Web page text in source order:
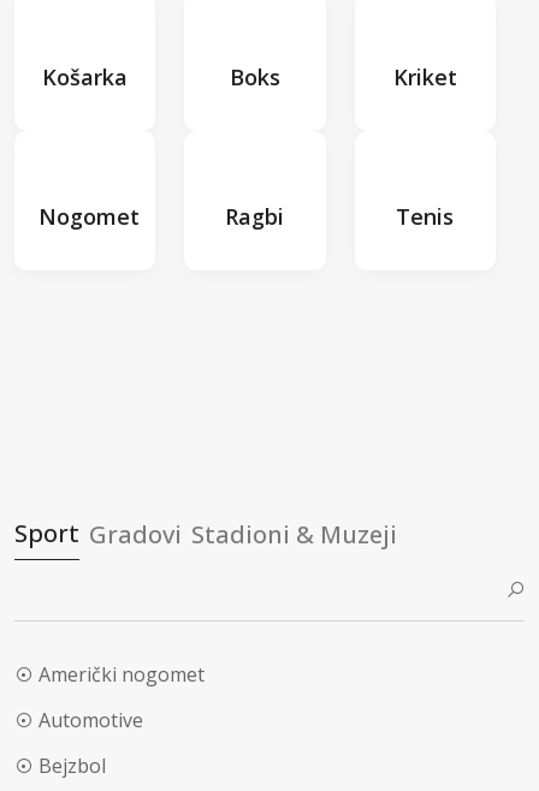
Košarka Boks Kriket
Nogomet Ragbi Tenis
Sport Gradovi Stadioni & Muzeji
Američki nogomet
Automotive
Bejzbol